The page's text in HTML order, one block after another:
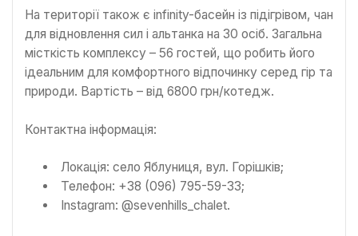
На території також є infinity-басейн із підігрівом, чан
для відновлення сил і альтанка на 30 осіб. Загальна
місткість комплексу – 56 гостей, що робить його
ідеальним для комфортного відпочинку серед гір та
природи. Вартість – від 6800 грн/котедж.
Контактна інформація:
Локація: село Яблуниця, вул. Горішків;
Телефон: +38 (096) 795-59-33;
Instagram: @sevenhills_chalet.